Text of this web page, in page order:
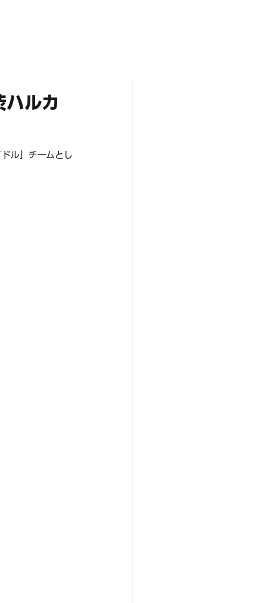
ルカ
ル」チームとし